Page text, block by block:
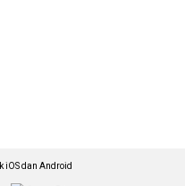
iOS dan Android